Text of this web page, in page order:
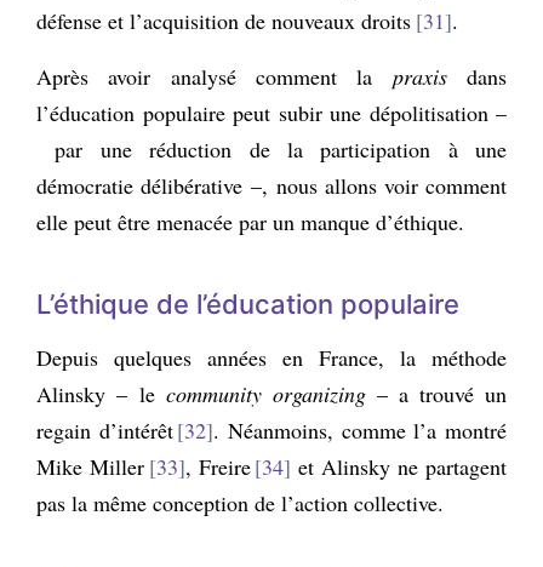
défense et l’acquisition de nouveaux droits 31 .
Après avoir analysé comment la praxisdans
l’éducation populaire peut subir une dépolitisation –
par une réduction de la participation à une
démocratie délibérative –, nous allons voir comment
elle peut être menacée par un manque d’éthique.
L’éthique de l’éducation populaire
Depuis quelques années en France, la méthode
Alinsky – le community organizing– a trouvé un
regain d’intérêt 32 . Néanmoins, comme l’a montré
Mike Miller 33 , Freire 34 et Alinsky ne partagent
pas la même conception de l’action collective.